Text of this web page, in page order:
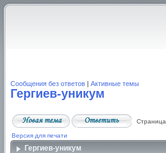
Сообщения без ответов | Активные темы
Гергиев-уникум
Страница
Версия для печати
Гергиев-уникум